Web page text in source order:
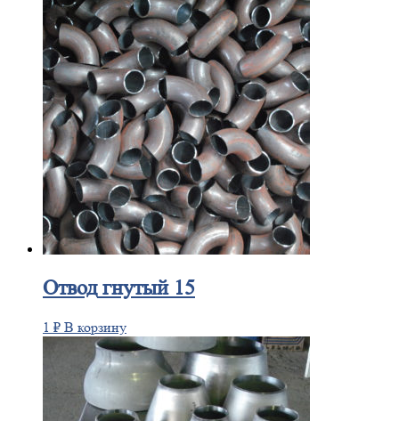
Отводгнутый 15
1 ₽ В корзину